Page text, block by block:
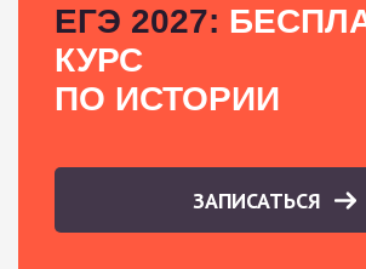
ЕГЭ 2027:
КУРС
ПО ИСТОРИИ
ЗАПИСАТЬСЯ